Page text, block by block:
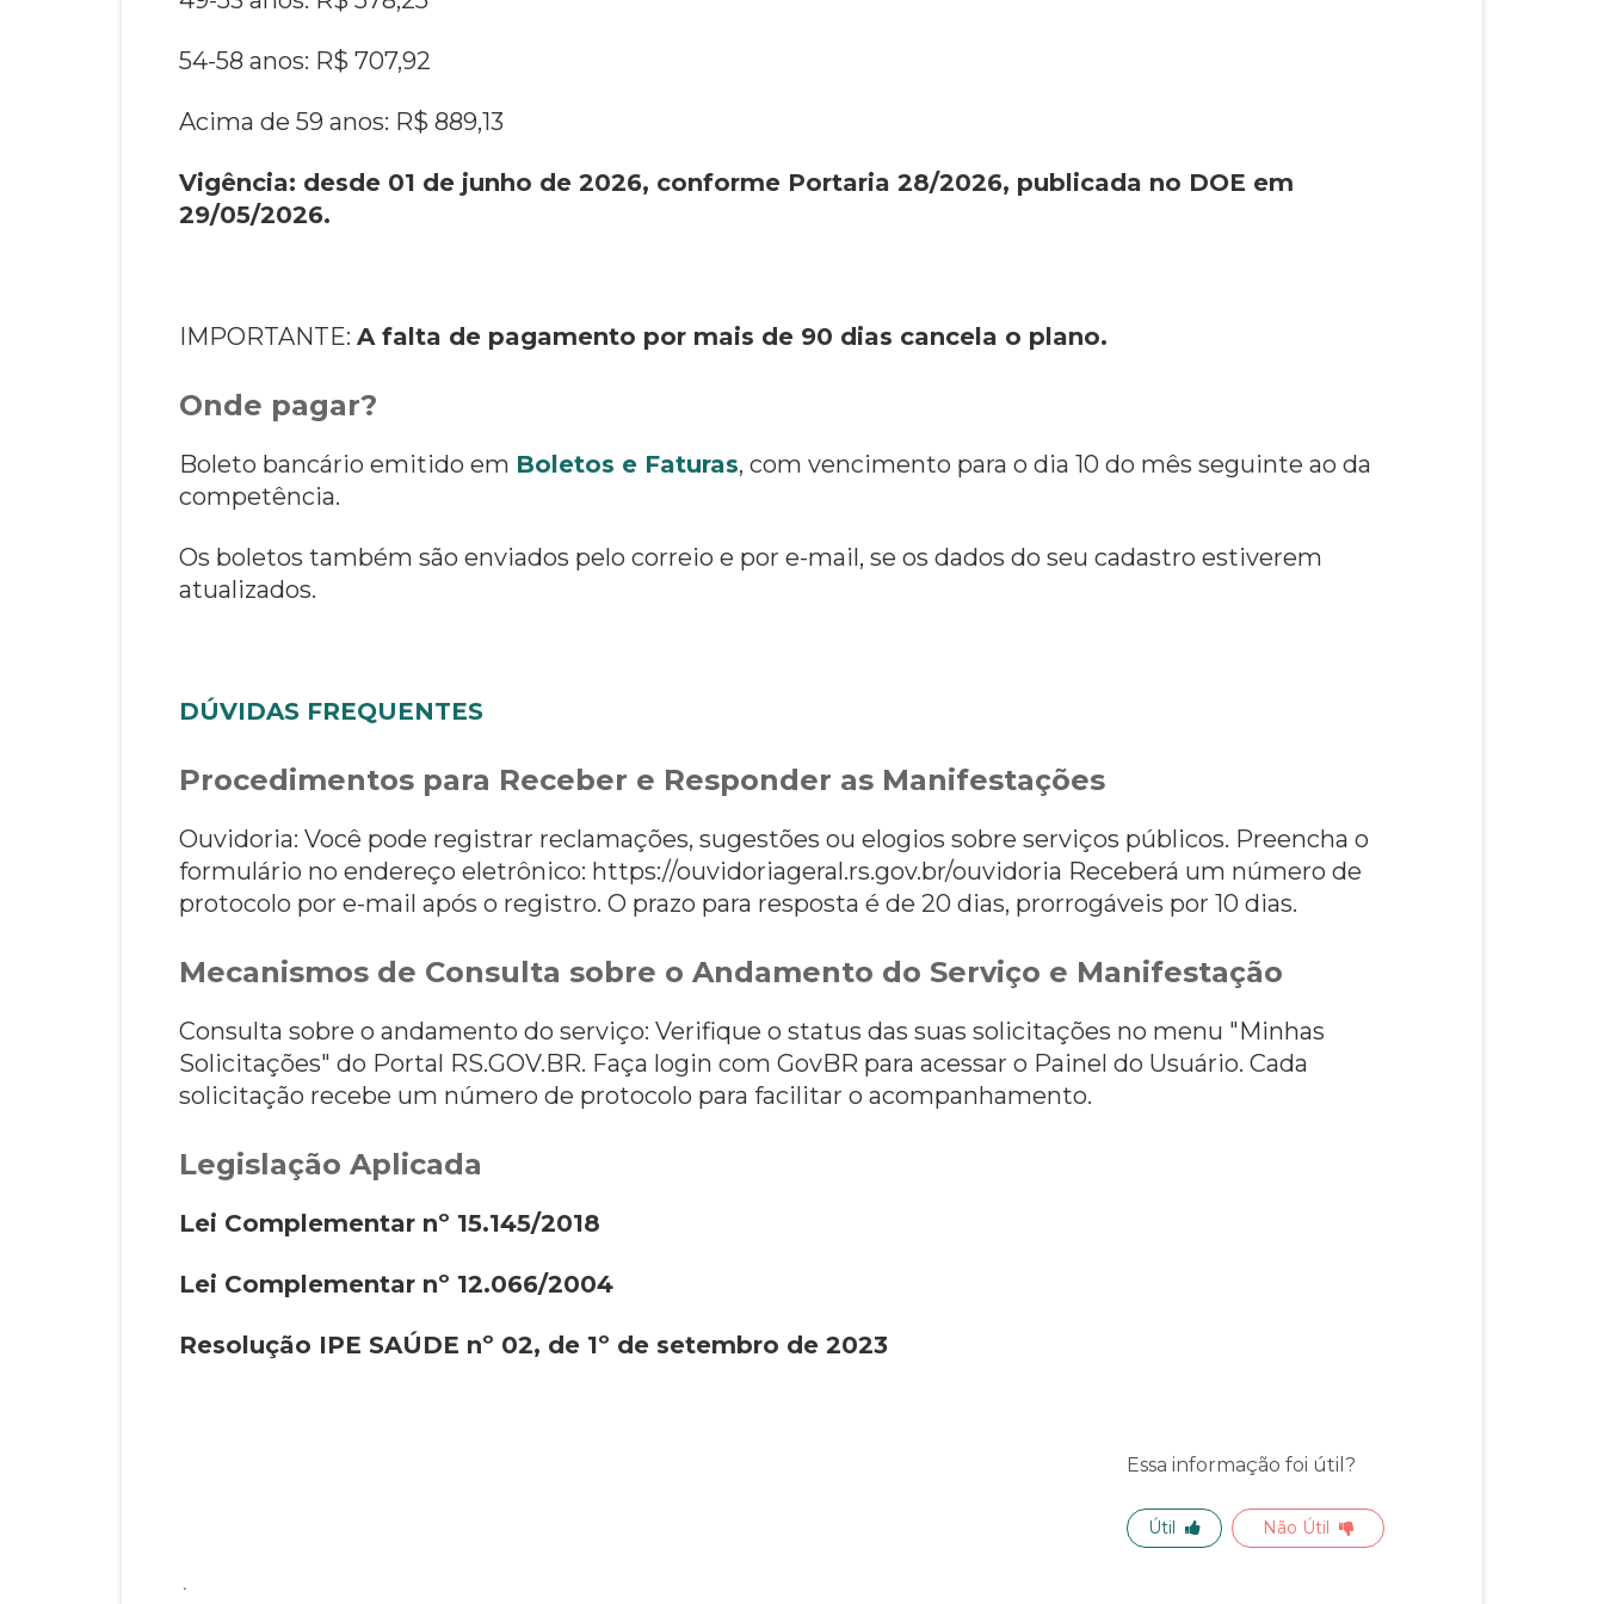
54-58 anos: R$ 707,92
Acima de 59 anos: R$ 889,13
Vigência: desde 01 de junho de 2026, conforme Portaria 28/2026, publicada no DOE em
29/05/2026.
IMPORTANTE: A falta de pagamento por mais de 90 dias cancela o plano.
Onde pagar?
Boleto bancário emitido em Boletos e Faturas, com vencimento para o dia 10 do mês seguinte ao da
competência.
Os boletos também são enviados pelo correio e por e-mail, se os dados do seu cadastro estiverem
atualizados.
DÚVIDAS FREQUENTES
Procedimentos para Receber e Responder as Manifestações
Ouvidoria: Você pode registrar reclamações, sugestões ou elogios sobre serviços públicos. Preencha o
formulário no endereço eletrônico: https://ouvidoriageral.rs.gov.br/ouvidoria Receberá um número de
protocolo por e-mail após o registro. O prazo para resposta é de 20 dias, prorrogáveis por 10 dias.
Mecanismos de Consulta sobre o Andamento do Serviço e Manifestação
Consulta sobre o andamento do serviço: Verifique o status das suas solicitações no menu "Minhas
Solicitações" do Portal RS.GOV.BR. Faça login com GovBR para acessar o Painel do Usuário. Cada
solicitação recebe um número de protocolo para facilitar o acompanhamento.
Legislação Aplicada
Lei Complementar nº 15.145/2018
Lei Complementar nº 12.066/2004
Resolução IPE SAÚDE nº 02, de 1º de setembro de 2023
Essa informação foi útil?
Útil Não Útil